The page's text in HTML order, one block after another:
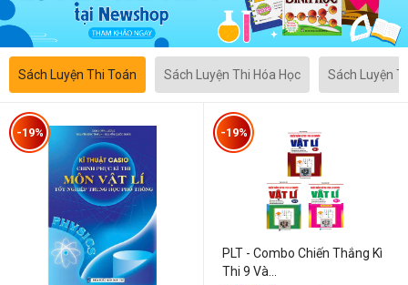
Sách Luyện Thi Toán Sách Luyện Thi Hóa Học Sách Luyện
-19%
PLT - Combo Chiến Thắng Kì
Thi 9 Và...
-19%